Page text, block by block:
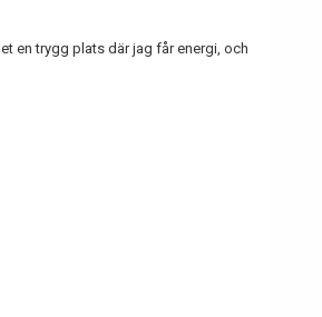
en trygg plats där jag får energi, och